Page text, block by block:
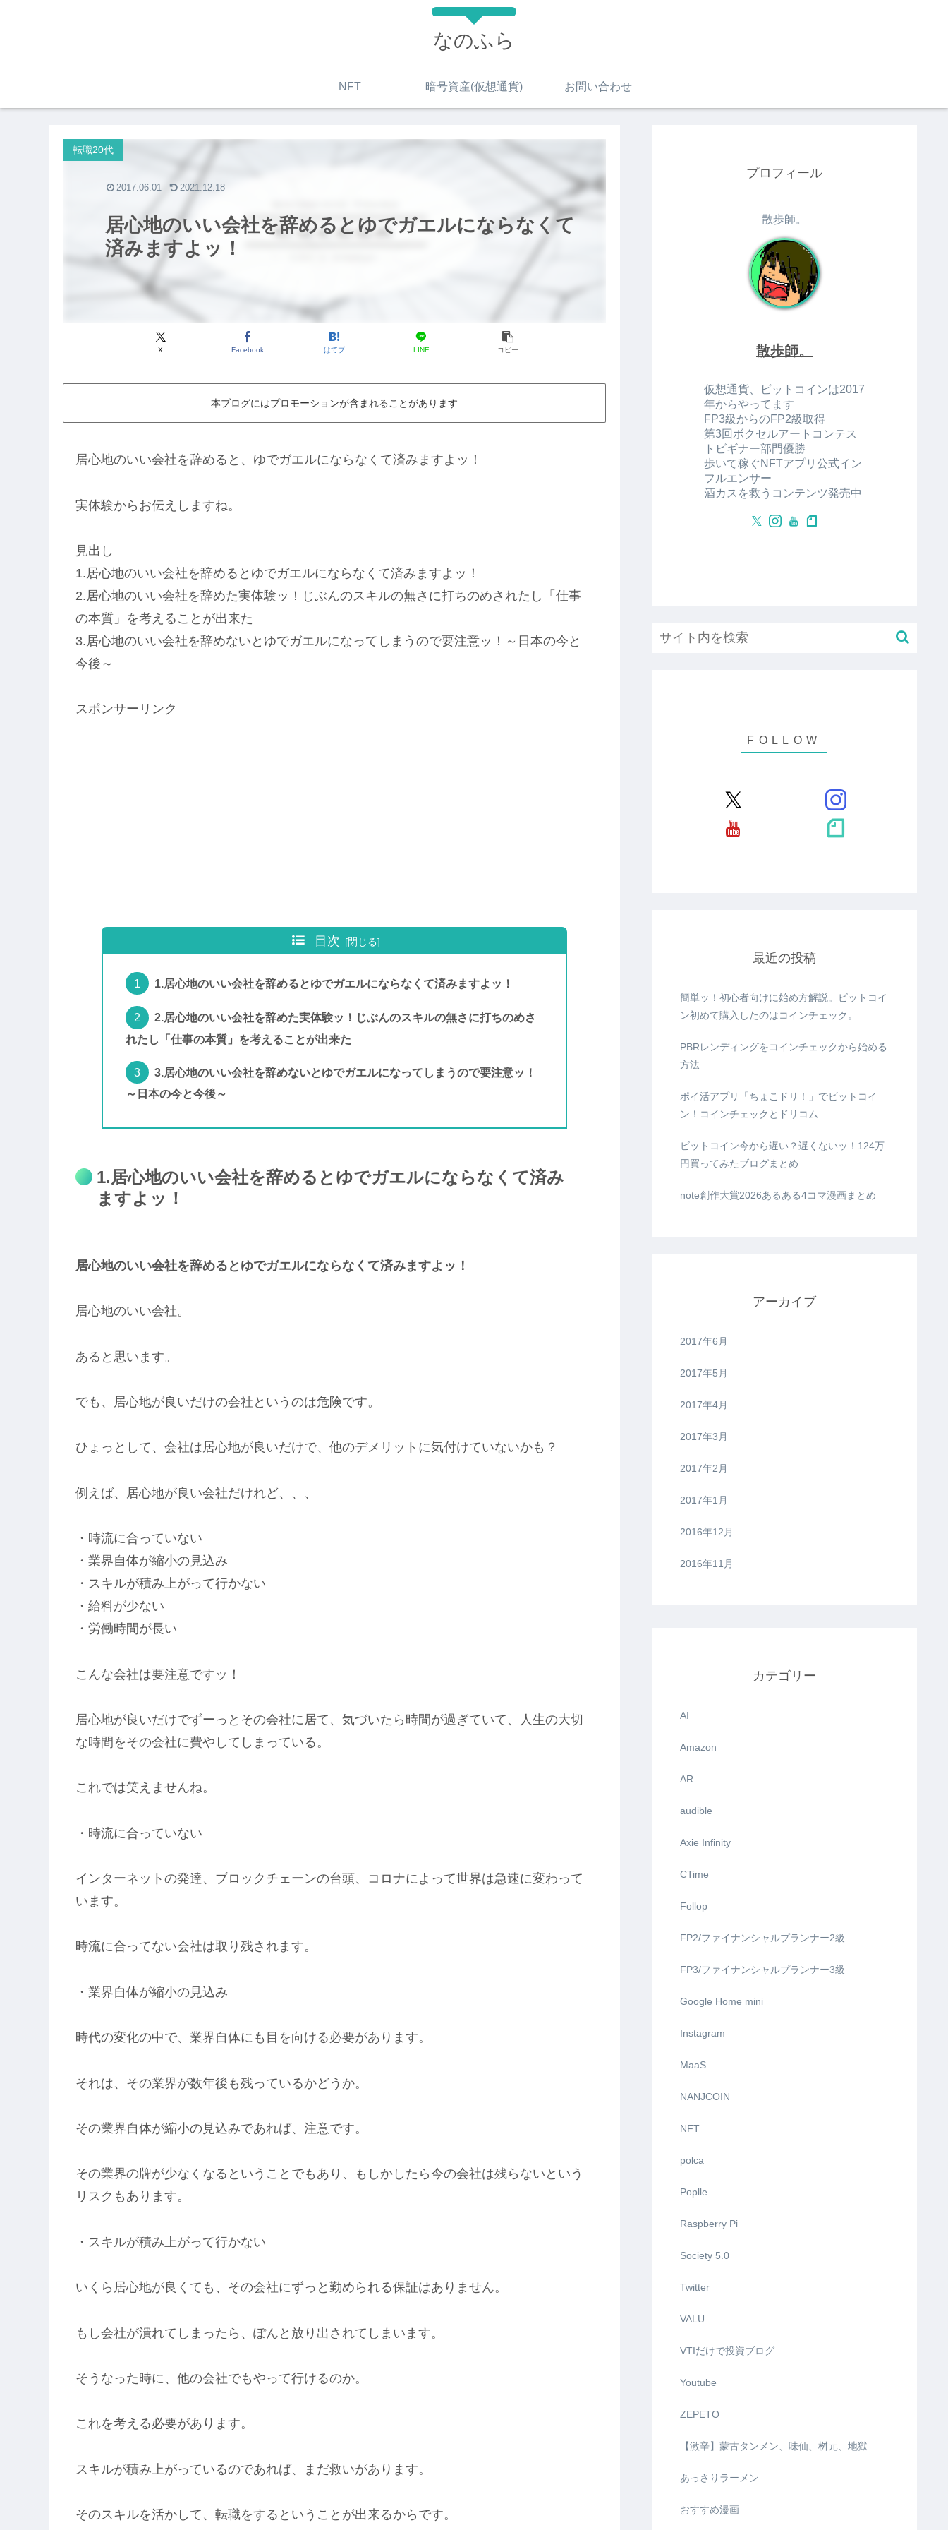
なのふら
NFT 暗号資産(仮想通貨) お問い合わせ
居心地のいい会社を辞めるとゆでガエルにならなくて
済みますよッ！
転職20代
X Facebook はてブ LINE コピー
2017.06.01 2021.12.18
本ブログにはプロモーションが含まれることがあります
居心地のいい会社を辞めると、ゆでガエルにならなくて済みますよッ！
実体験からお伝えしますね。
見出し
1.居心地のいい会社を辞めるとゆでガエルにならなくて済みますよッ！
2.居心地のいい会社を辞めた実体験ッ！じぶんのスキルの無さに打ちのめされたし「仕事
の本質」を考えることが出来た
3.居心地のいい会社を辞めないとゆでガエルになってしまうので要注意ッ！～日本の今と
今後～
スポンサーリンク
目次
1.居心地のいい会社を辞めるとゆでガエルにならなくて済みますよッ！
2.居心地のいい会社を辞めた実体験ッ！じぶんのスキルの無さに打ちのめさ
れたし「仕事の本質」を考えることが出来た
3.居心地のいい会社を辞めないとゆでガエルになってしまうので要注意ッ！
～日本の今と今後～
1.居心地のいい会社を辞めるとゆでガエルにならなくて済み
ますよッ！
居心地のいい会社を辞めるとゆでガエルにならなくて済みますよッ！
居心地のいい会社。
あると思います。
でも、居心地が良いだけの会社というのは危険です。
ひょっとして、会社は居心地が良いだけで、他のデメリットに気付けていないかも？
例えば、居心地が良い会社だけれど、、、
・時流に合っていない
・業界自体が縮小の見込み
・スキルが積み上がって行かない
・給料が少ない
・労働時間が長い
こんな会社は要注意ですッ！
居心地が良いだけでずーっとその会社に居て、気づいたら時間が過ぎていて、人生の大切
な時間をその会社に費やしてしまっている。
これでは笑えませんね。
・時流に合っていない
インターネットの発達、ブロックチェーンの台頭、コロナによって世界は急速に変わって
います。
時流に合ってない会社は取り残されます。
・業界自体が縮小の見込み
時代の変化の中で、業界自体にも目を向ける必要があります。
それは、その業界が数年後も残っているかどうか。
その業界自体が縮小の見込みであれば、注意です。
その業界の牌が少なくなるということでもあり、もしかしたら今の会社は残らないという
リスクもあります。
・スキルが積み上がって行かない
いくら居心地が良くても、その会社にずっと勤められる保証はありません。
もし会社が潰れてしまったら、ぽんと放り出されてしまいます。
そうなった時に、他の会社でもやって行けるのか。
これを考える必要があります。
スキルが積み上がっているのであれば、まだ救いがあります。
そのスキルを活かして、転職をするということが出来るからです。
プロフィール
散歩師。
散歩師。
仮想通貨、ビットコインは2017
年からやってます
FP3級からのFP2級取得
第3回ボクセルアートコンテス
トビギナー部門優勝
歩いて稼ぐNFTアプリ公式イン
フルエンサー
酒カスを救うコンテンツ発売中
最近の投稿
簡単ッ！初心者向けに始め方解説。ビットコイ
ン初めて購入したのはコインチェック。
PBRレンディングをコインチェックから始める
方法
ポイ活アプリ「ちょこドリ！」でビットコイ
ン！コインチェックとドリコム
ビットコイン今から遅い？遅くないッ！124万
円買ってみたブログまとめ
note創作大賞2026あるある4コマ漫画まとめ
アーカイブ
2017年6月
2017年5月
2017年4月
2017年3月
2017年2月
2017年1月
2016年12月
2016年11月
カテゴリー
AI
Amazon
AR
audible
Axie Infinity
CTime
Follop
FP2/ファイナンシャルプランナー2級
FP3/ファイナンシャルプランナー3級
Google Home mini
Instagram
MaaS
NANJCOIN
NFT
polca
Poplle
Raspberry Pi
Society 5.0
Twitter
VALU
VTIだけで投資ブログ
Youtube
ZEPETO
【激辛】蒙古タンメン、味仙、桝元、地獄
あっさりラーメン
おすすめ漫画